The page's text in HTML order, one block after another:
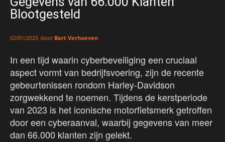
Blootgesteld
02/01/2025 door Bart Verhoeven
In een tijd waarin cyberbeveiliging een cruciaal
aspect vormt van bedrijfsvoering, zijn de recente
gebeurtenissen rondom Harley-Davidson
zorgwekkend te noemen. Tijdens de kerstperiode
van 2023 is het iconische motorfietsmerk getroffen
door een cyberaanval, waarbij gegevens van meer
dan 66.000 klanten zijn gelekt.